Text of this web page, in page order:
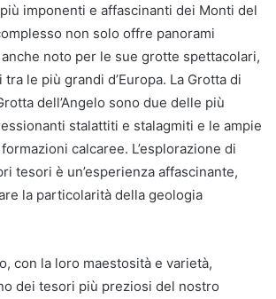
imponenti e affascinanti dei Monti del
non solo offre panorami
noto per le sue grotte spettacolari,
le più grandi d’Europa. La Grotta di
dell’Angelo sono due delle più
stalattiti e stalagmiti e le ampie
calcaree. L’esplorazione di
tesori è un’esperienza affascinante,
la particolarità della geologia
con la loro maestosità e varietà,
dei tesori più preziosi del nostro